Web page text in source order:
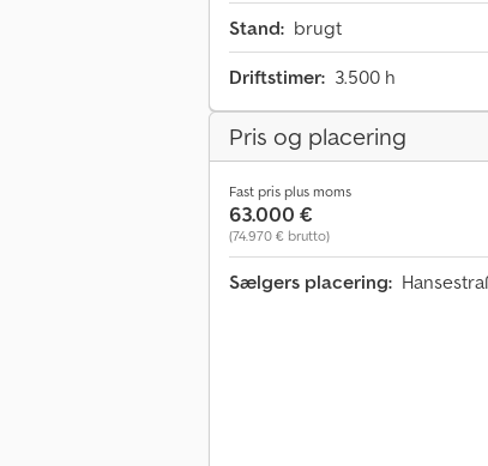
Stand: brugt
Driftstimer: 3.500 h
Pris og placering
Fast pris plus moms
63.000 €
(74.970 € brutto)
Sælgers placering: